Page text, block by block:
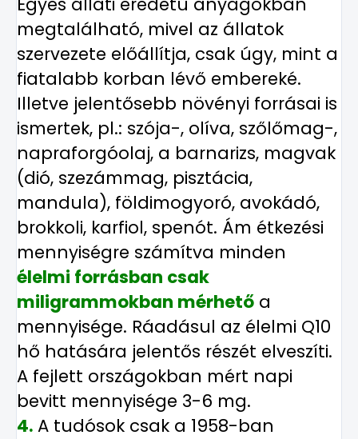
megtalálható, mivel az állatok
szervezete előállítja, csak úgy, mint a
fiatalabb korban lévő embereké.
Illetve jelentősebb növényi forrásai is
ismertek, pl.: szója-, olíva, szőlőmag-,
napraforgóolaj, a barnarizs, magvak
(dió, szezámmag, pisztácia,
mandula), földimogyoró, avokádó,
brokkoli, karfiol, spenót. Ám étkezési
mennyiségre számítva minden
élelmi forrásban csak
miligrammokban mérhető a
mennyisége. Ráadásul az élelmi Q10
hő hatására jelentős részét elveszíti.
A fejlett országokban mért napi
bevitt mennyisége 3-6 mg.
4. A tudósok csak a 1958-ban